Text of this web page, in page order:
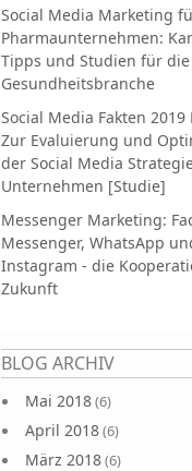
Social Media Marketing
Pharmaunternehmen:
Tipps und Studien für die
Gesundheitsbranche
Social Media Fakten 2019
Zur Evaluierung und
der Social Media
Unternehmen [Studie]
Messenger Marketing:
Messenger, WhatsApp
Instagram - die
Zukunft
BLOG ARCHIV
Mai 2018(6)
April 2018(6)
März 2018(6)
Seiten